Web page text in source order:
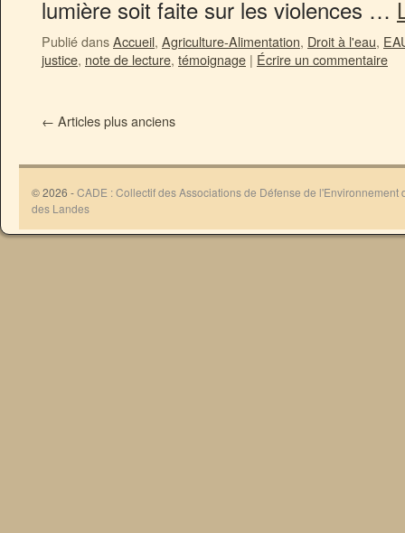
lumière soit faite sur les violences …
Publié dansAccueil, Agriculture-Alimentation, Droit à l'eau,
justice, note de lecture, témoignage | Écrire un commentaire
← Articles plus anciens
© 2026 -CADE : Collectif des Associations de Défense de l'Environnement
des Landes